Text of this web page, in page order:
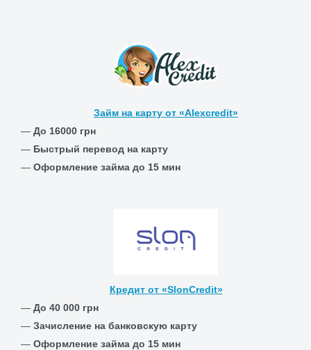
Займ на карту от «Alexcredit»
— До 16000 грн
— Быстрый перевод на карту
— Оформление займа до 15 мин
Кредит от «SlonCredit»
— До 40 000 грн
— Зачисление на банковскую карту
— Оформление займа до 15 мин